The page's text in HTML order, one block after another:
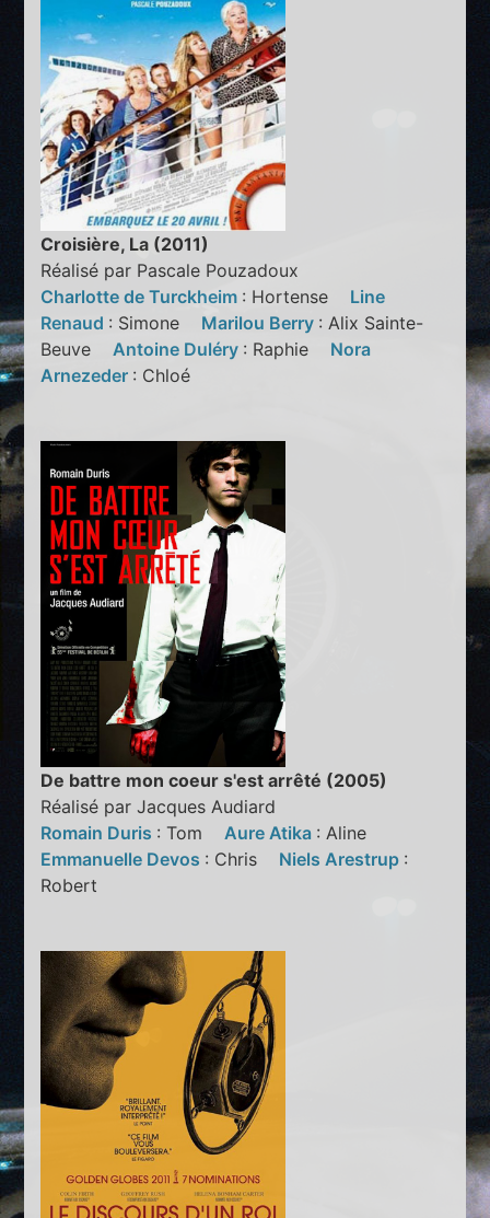
Croisière, La (2011)
Réalisé par Pascale Pouzadoux
Charlotte de Turckheim : Hortense Line
Renaud : Simone Marilou Berry : Alix Sainte-
Beuve Antoine Duléry : Raphie Nora
Arnezeder : Chloé
De battre mon coeur s'est arrêté (2005)
Réalisé par Jacques Audiard
Romain Duris : TomAure Atika : Aline
Emmanuelle Devos : Chris Niels Arestrup :
Robert